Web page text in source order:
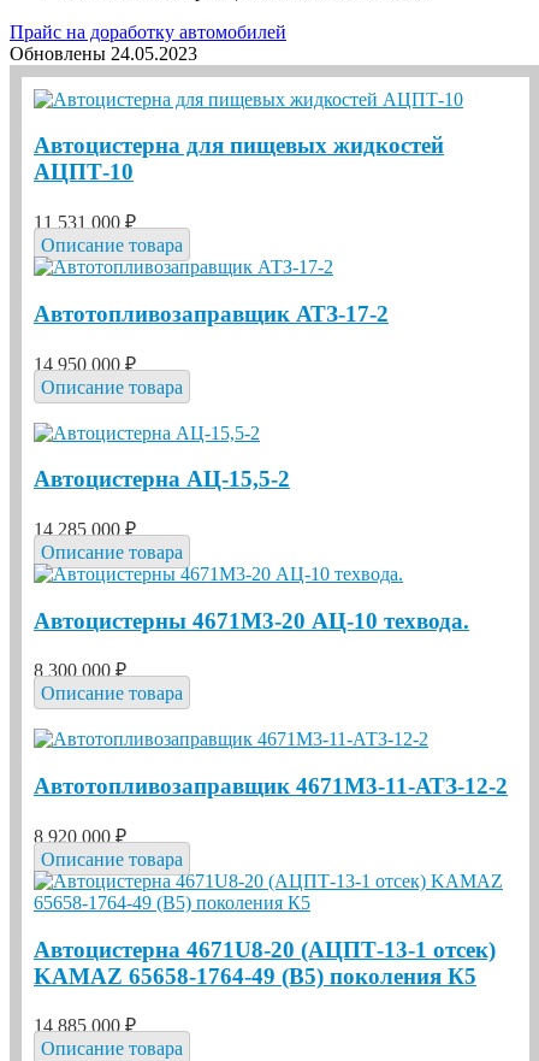
Прайс на доработку автомобилей
Обновлены 24.05.2023
Автоцистерна для пищевых жидкостей
АЦПТ-10
11 531 000 ₽
Описание товара
Автотопливозаправщик АТЗ-17-2
14 950 000 ₽
Описание товара
Автоцистерна АЦ-15,5-2
14 285 000 ₽
Описание товара
Автоцистерны 4671М3-20 АЦ-10 техвода.
8 300 000 ₽
Описание товара
Автотопливозаправщик 4671М3-11-АТЗ-12-2
8 920 000 ₽
Описание товара
Автоцистерна 4671U8-20 (АЦПТ-13-1 отсек)
KAMAZ 65658-1764-49 (В5) поколения К5
14 885 000 ₽
Описание товара